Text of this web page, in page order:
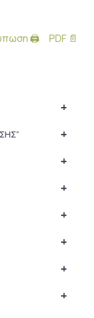
🖨 PDF 📄
+
+
+
+
+
+
+
+